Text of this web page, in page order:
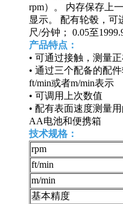
rpm）。 内存保存上
显示。 配有轮毂，可
尺/分钟； 0.05至
产品特点：
• 可通过接触，测量
• 通过三个配备的配
ft/min或者m/min表示
• 可调用上次数值
• 配有表面速度测量
AA电池和便携箱
技术规格：
rpm
ft/min
m/min
基本精度